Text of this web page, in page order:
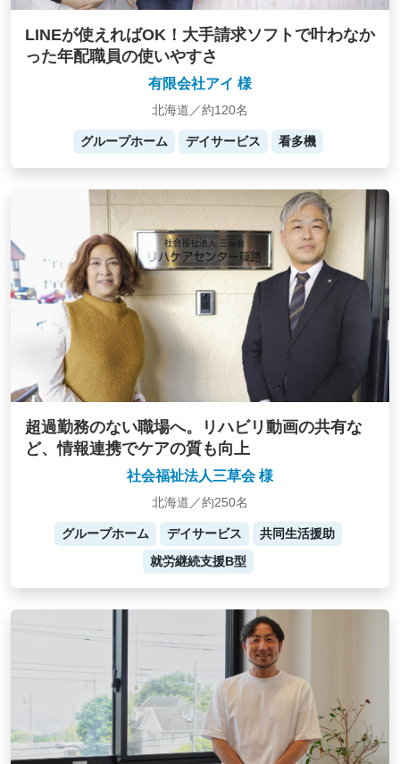
LINEが使えればOK！大手請求ソフトで叶わなか
った年配職員の使いやすさ
有限会社アイ 様
北海道／約120名
グループホーム デイサービス 看多機
超過勤務のない職場へ。リハビリ動画の共有な
ど、情報連携でケアの質も向上
社会福祉法人三草会 様
北海道／約250名
グループホーム デイサービス
共同生活援助
就労継続支援B型